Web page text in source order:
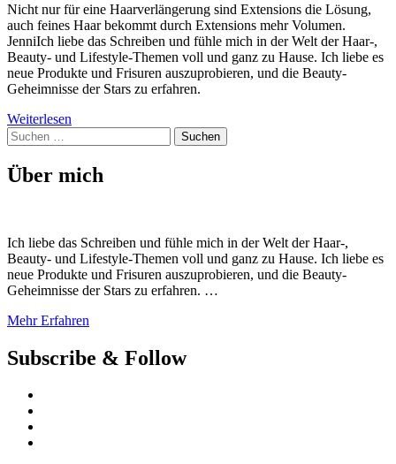
Nicht nur für eine Haarverlängerung sind Extensions die Lösung,
auch feines Haar bekommt durch Extensions mehr Volumen.
JenniIch liebe das Schreiben und fühle mich in der Welt der Haar-,
Beauty- und Lifestyle-Themen voll und ganz zu Hause. Ich liebe es
neue Produkte und Frisuren auszuprobieren, und die Beauty-
Geheimnisse der Stars zu erfahren.
Weiterlesen
Suchen
nach:
Über mich
Ich liebe das Schreiben und fühle mich in der Welt der Haar-,
Beauty- und Lifestyle-Themen voll und ganz zu Hause. Ich liebe es
neue Produkte und Frisuren auszuprobieren, und die Beauty-
Geheimnisse der Stars zu erfahren. …
Mehr Erfahren
Subscribe & Follow